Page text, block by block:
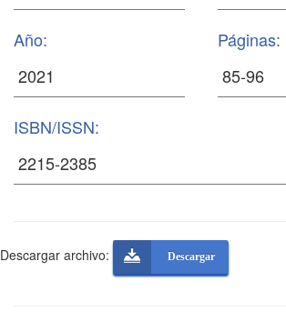
Año: Páginas:
ISBN/ISSN:
Descargar archivo: Descargar